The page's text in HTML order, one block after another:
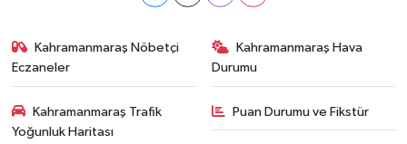
Kahramanmaraş Nöbetçi
Eczaneler
Kahramanmaraş Hava
Durumu
Kahramanmaraş Trafik
Yoğunluk Haritası
Puan Durumu ve Fikstür